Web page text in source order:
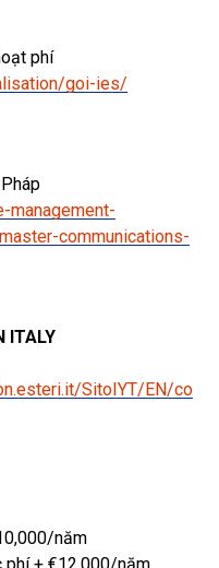
phí
goi-ies/
communications-
ITALY
SitoIYT/EN/co
năm